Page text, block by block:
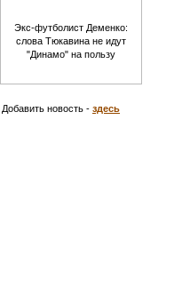
Экс-футболист Деменко:
слова Тюкавина не идут
"Динамо" на пользу
Добавить новость - здесь